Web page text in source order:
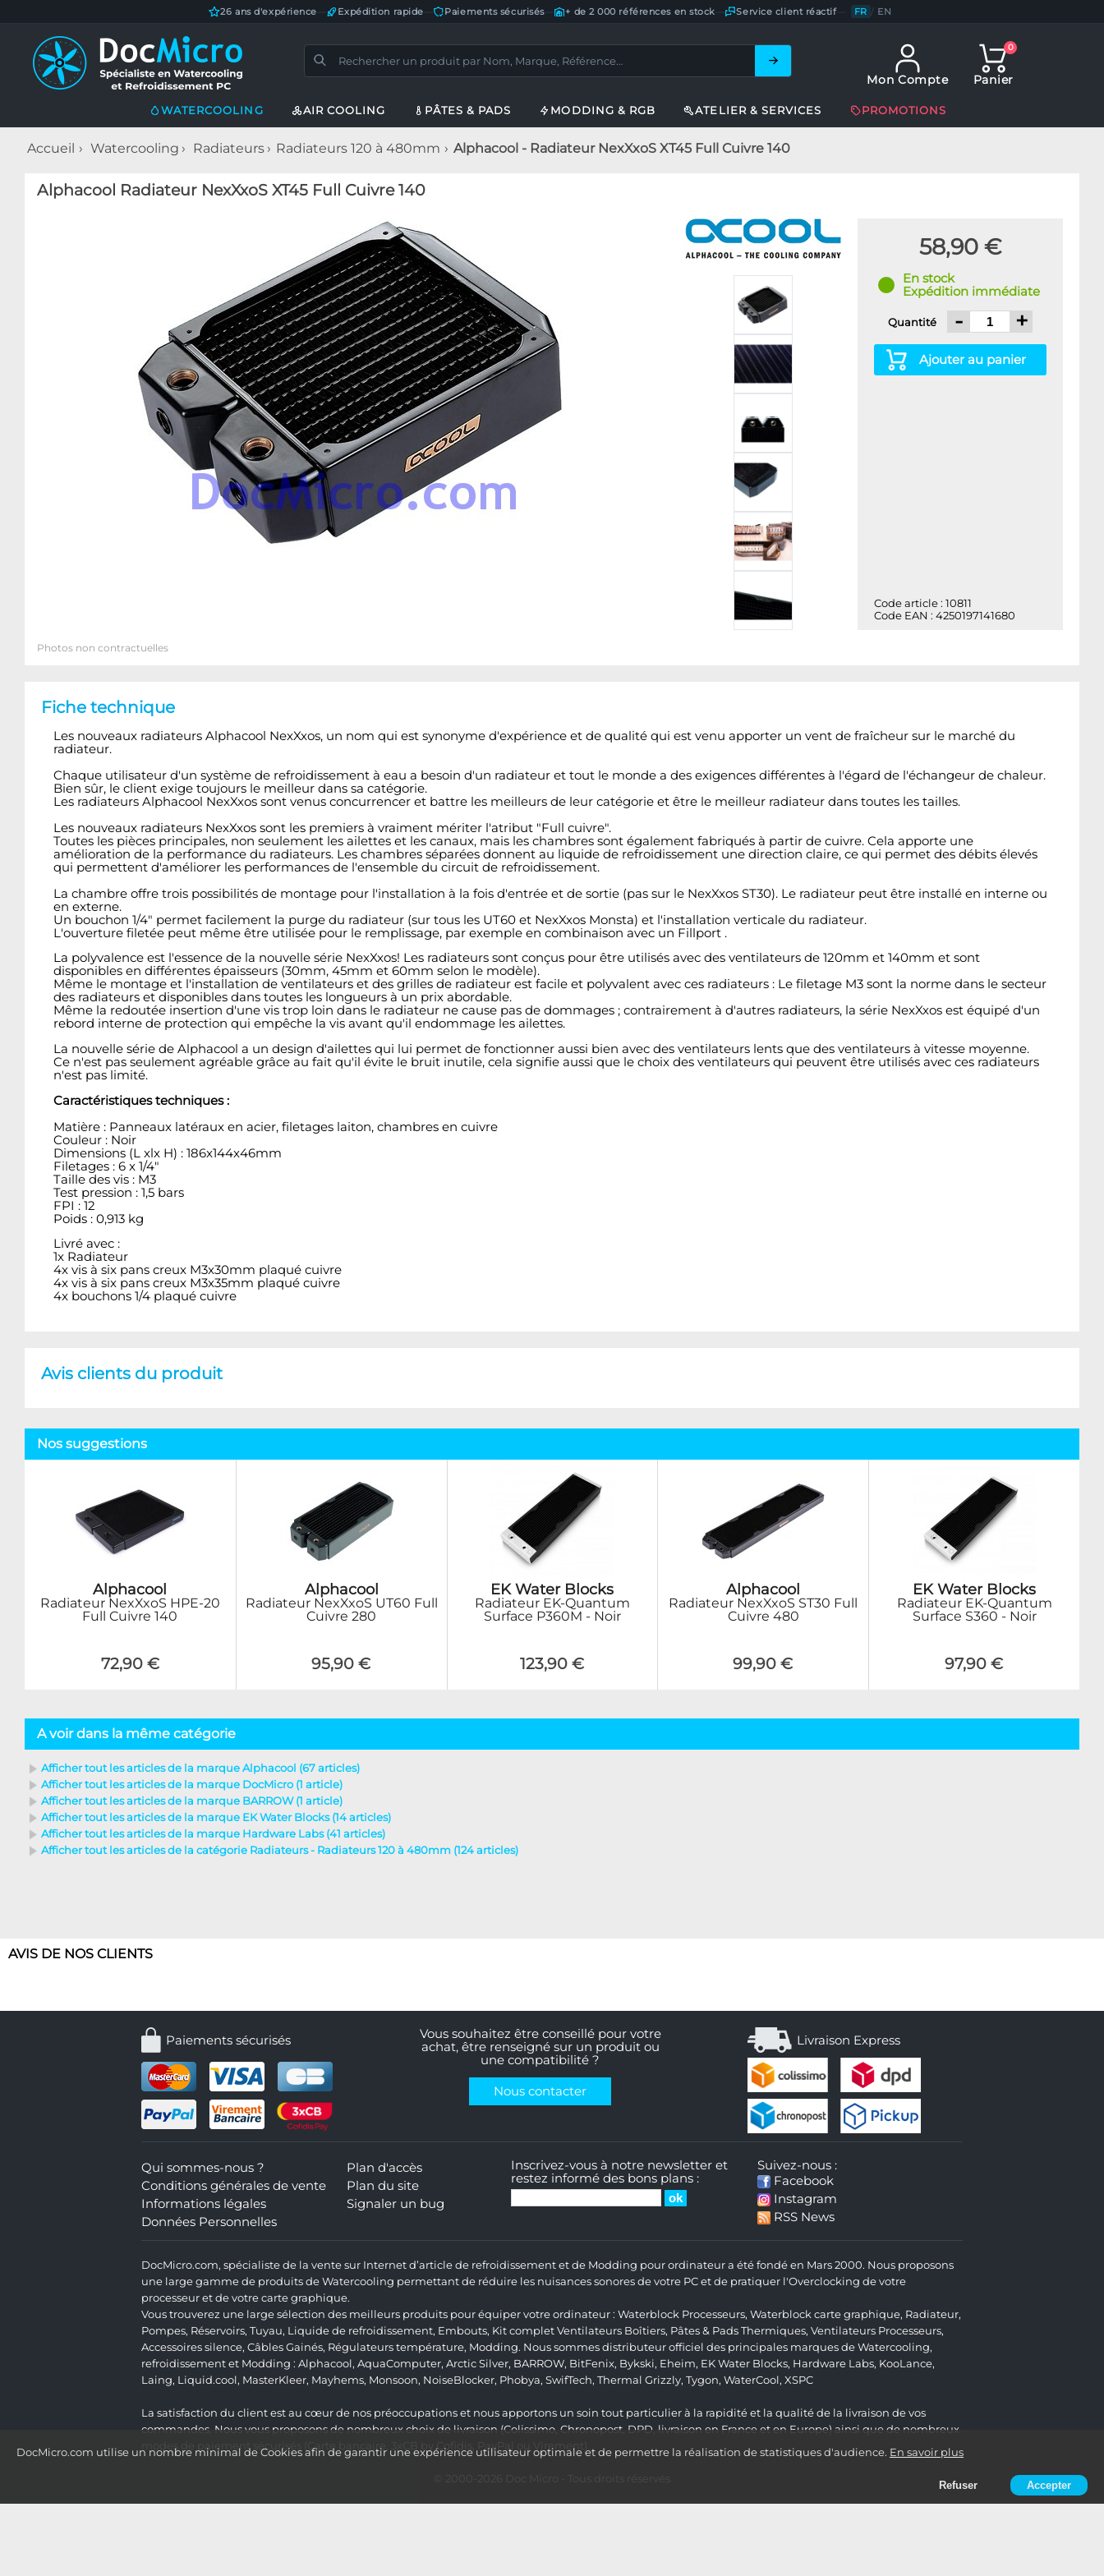
DocMicro.com utilise un nombre minimal de Cookies afin de garantir une expérience utilisateur optimale et de permettre la réalisation de statistiques d'audience. En savoir plus
Refuser Accepter
26 ans d'expérience Expédition rapide Paiements sécurisés— + de 2 000 références en stock Service client réactif— FR / EN
Mon Compte
0
Panier
WATERCOOLING AIR COOLING PÂTES & PADS MODDING & RGB ATELIER & SERVICES PROMOTIONS
Accueil Watercooling Radiateurs Radiateurs 120 à 480mm Alphacool - Radiateur NexXxoS XT45 Full Cuivre 140
Alphacool Radiateur NexXxoS XT45 Full Cuivre 140
58,90 €
En stock
Expédition immédiate
Quantité - +
Ajouter au panier
Code article : 10811
Code EAN : 4250197141680
Photos non contractuelles
Fiche technique
Les nouveaux radiateurs Alphacool NexXxos, un nom qui est synonyme d'expérience et de qualité qui est venu apporter un vent de fraîcheur sur le marché du
radiateur.
Chaque utilisateur d'un système de refroidissement à eau a besoin d'un radiateur et tout le monde a des exigences différentes à l'égard de l'échangeur de chaleur.
Bien sûr, le client exige toujours le meilleur dans sa catégorie.
Les radiateurs Alphacool NexXxos sont venus concurrencer et battre les meilleurs de leur catégorie et être le meilleur radiateur dans toutes les tailles.
Les nouveaux radiateurs NexXxos sont les premiers à vraiment mériter l'atribut "Full cuivre".
Toutes les pièces principales, non seulement les ailettes et les canaux, mais les chambres sont également fabriqués à partir de cuivre. Cela apporte une
amélioration de la performance du radiateurs. Les chambres séparées donnent au liquide de refroidissement une direction claire, ce qui permet des débits élevés
qui permettent d'améliorer les performances de l'ensemble du circuit de refroidissement.
La chambre offre trois possibilités de montage pour l'installation à la fois d'entrée et de sortie (pas sur le NexXxos ST30). Le radiateur peut être installé en interne ou
en externe.
Un bouchon 1/4" permet facilement la purge du radiateur (sur tous les UT60 et NexXxos Monsta) et l'installation verticale du radiateur.
L'ouverture filetée peut même être utilisée pour le remplissage, par exemple en combinaison avec un Fillport .
La polyvalence est l'essence de la nouvelle série NexXxos! Les radiateurs sont conçus pour être utilisés avec des ventilateurs de 120mm et 140mm et sont
disponibles en différentes épaisseurs (30mm, 45mm et 60mm selon le modèle).
Même le montage et l'installation de ventilateurs et des grilles de radiateur est facile et polyvalent avec ces radiateurs : Le filetage M3 sont la norme dans le secteur
des radiateurs et disponibles dans toutes les longueurs à un prix abordable.
Même la redoutée insertion d'une vis trop loin dans le radiateur ne cause pas de dommages ; contrairement à d'autres radiateurs, la série NexXxos est équipé d'un
rebord interne de protection qui empêche la vis avant qu'il endommage les ailettes.
La nouvelle série de Alphacool a un design d'ailettes qui lui permet de fonctionner aussi bien avec des ventilateurs lents que des ventilateurs à vitesse moyenne.
Ce n'est pas seulement agréable grâce au fait qu'il évite le bruit inutile, cela signifie aussi que le choix des ventilateurs qui peuvent être utilisés avec ces radiateurs
n'est pas limité.
Caractéristiques techniques :
Matière : Panneaux latéraux en acier, filetages laiton, chambres en cuivre
Couleur : Noir
Dimensions (L xlx H) : 186x144x46mm
Filetages : 6 x 1/4"
Taille des vis : M3
Test pression : 1,5 bars
FPI : 12
Poids : 0,913 kg
Livré avec :
1x Radiateur
4x vis à six pans creux M3x30mm plaqué cuivre
4x vis à six pans creux M3x35mm plaqué cuivre
4x bouchons 1/4 plaqué cuivre
Avis clients du produit
Nos suggestions
Alphacool
Radiateur NexXxoS HPE-20
Full Cuivre 140
72,90 €
Alphacool
Radiateur NexXxoS UT60 Full
Cuivre 280
95,90 €
EK Water Blocks
Radiateur EK-Quantum
Surface P360M - Noir
123,90 €
Alphacool
Radiateur NexXxoS ST30 Full
Cuivre 480
99,90 €
EK Water Blocks
Radiateur EK-Quantum
Surface S360 - Noir
97,90 €
A voir dans la même catégorie
Afficher tout les articles de la marque Alphacool (67 articles)
Afficher tout les articles de la marque DocMicro (1 article)
Afficher tout les articles de la marque BARROW (1 article)
Afficher tout les articles de la marque EK Water Blocks (14 articles)
Afficher tout les articles de la marque Hardware Labs (41 articles)
Afficher tout les articles de la catégorie Radiateurs - Radiateurs 120 à 480mm (124 articles)
AVIS DE NOS CLIENTS
Paiements sécurisés
Vous souhaitez être conseillé pour votre
achat, être renseigné sur un produit ou
une compatibilité ?
Nous contacter
Livraison Express
Qui sommes-nous ?
Conditions générales de vente
Informations légales
Données Personnelles
Plan d'accès
Plan du site
Signaler un bug
Inscrivez-vous à notre newsletter et
restez informé des bons plans :
Suivez-nous :
Facebook
Instagram
RSS News
DocMicro.com, spécialiste de la vente sur Internet d’article de refroidissement et de Modding pour ordinateur a été fondé en Mars 2000. Nous proposons
une large gamme de produits de Watercooling permettant de réduire les nuisances sonores de votre PC et de pratiquer l'Overclocking de votre
processeur et de votre carte graphique.
Vous trouverez une large sélection des meilleurs produits pour équiper votre ordinateur : Waterblock Processeurs, Waterblock carte graphique, Radiateur,
Pompes, Réservoirs, Tuyau, Liquide de refroidissement, Embouts, Kit complet Ventilateurs Boîtiers, Pâtes & Pads Thermiques, Ventilateurs Processeurs,
Accessoires silence, Câbles Gainés, Régulateurs température, Modding. Nous sommes distributeur officiel des principales marques de Watercooling,
refroidissement et Modding : Alphacool , AquaComputer, Arctic Silver, BARROW, BitFenix, Bykski, Eheim, EK Water Blocks, Hardware Labs, KooLance,
Laing, Liquid.cool , MasterKleer, Mayhems, Monsoon, NoiseBlocker, Phobya, SwifTech, Thermal Grizzly, Tygon, WaterCool , XSPC
La satisfaction du client est au cœur de nos préoccupations et nous apportons un soin tout particulier à la rapidité et la qualité de la livraison de vos
commandes. Nous vous proposons de nombreux choix de livraison (Colissimo, Chronopost, DPD, livraison en France et en Europe) ainsi que de nombreux
modes de paiement sécurisés (Carte bancaire, 3xCB by Cofidis, PayPal ou Virement).